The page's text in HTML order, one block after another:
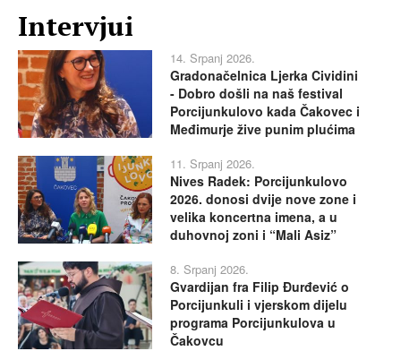
Intervjui
14. Srpanj 2026.
Gradonačelnica Ljerka Cividini
- Dobro došli na naš festival
Porcijunkulovo kada Čakovec i
Međimurje žive punim plućima
11. Srpanj 2026.
Nives Radek: Porcijunkulovo
2026. donosi dvije nove zone i
velika koncertna imena, a u
duhovnoj zoni i “Mali Asiz”
8. Srpanj 2026.
Gvardijan fra Filip Đurđević o
Porcijunkuli i vjerskom dijelu
programa Porcijunkulova u
Čakovcu